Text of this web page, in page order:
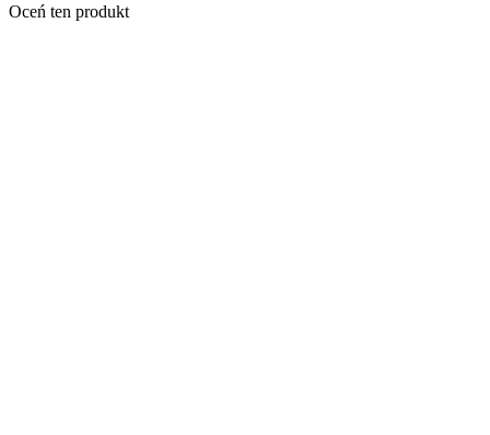
Oceń ten produkt